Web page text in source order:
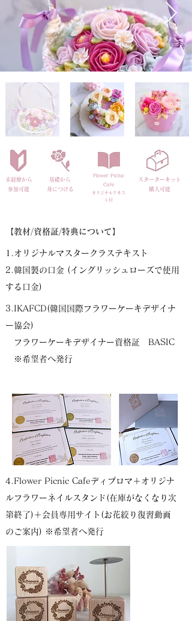
未経験から
​参加可能
​Flower Picnic
Cafe
オリジナルテキス
ト付
​基礎から
身につける
スターターキット
​購入可能
【教材/資格証/特典について】
1.オリジナルマスタークラステキスト
2.韓国製の口金 (イングリッシュローズで使用
する口金)
3.IKAFCD(韓国国際フラワーケーキデザイナ
ー協会)
フラワーケーキデザイナー資格証 BASIC
​ ※希望者へ発行
4.Flower Picnic Cafeディプロマ＋オリジナ
ルフラワーネイルスタンド(在庫がなくなり次
第終了)＋会員専用サイト(お花絞り復習動画
のご案内) ※希望者へ発行